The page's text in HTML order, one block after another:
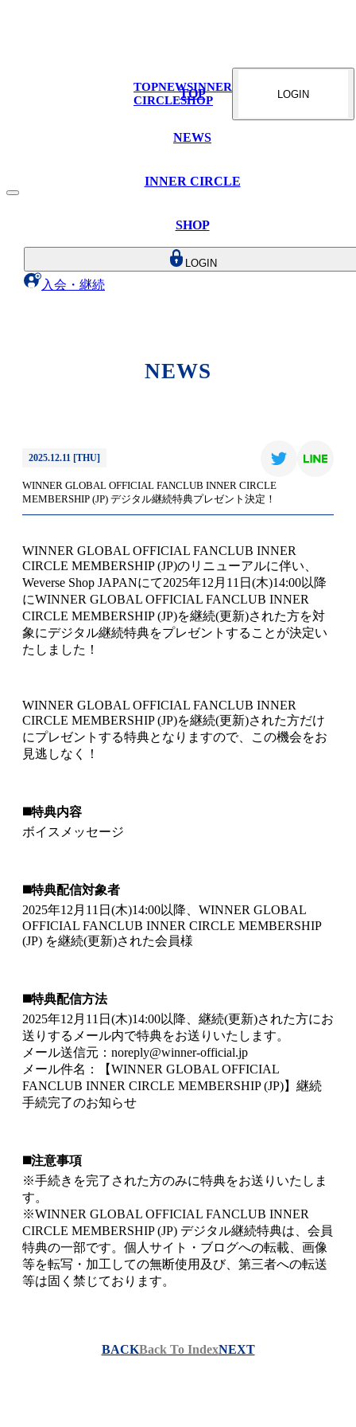
TOP
NEWS
INNER CIRCLE
SHOP
LOGIN
入会・継続
TOPNEWSINNER
CIRCLESHOP LOGIN
NEWS
2025.12.11 [THU]
WINNER GLOBAL OFFICIAL FANCLUB INNER CIRCLE
MEMBERSHIP (JP) デジタル継続特典プレゼント決定！
WINNER GLOBAL OFFICIAL FANCLUB INNER
CIRCLE MEMBERSHIP (JP)のリニューアルに伴い、
Weverse Shop JAPANにて2025年12月11日(木)14:00以降
にWINNER GLOBAL OFFICIAL FANCLUB INNER
CIRCLE MEMBERSHIP (JP)を継続(更新)された方を対
象にデジタル継続特典をプレゼントすることが決定い
たしました！
WINNER GLOBAL OFFICIAL FANCLUB INNER
CIRCLE MEMBERSHIP (JP)を継続(更新)された方だけ
にプレゼントする特典となりますので、この機会をお
見逃しなく！
◼️特典内容
ボイスメッセージ
◼️特典配信対象者
2025年12月11日(木)14:00以降、WINNER GLOBAL
OFFICIAL FANCLUB INNER CIRCLE MEMBERSHIP
(JP) を継続(更新)された会員様
◼️特典配信方法
2025年12月11日(木)14:00以降、継続(更新)された方にお
送りするメール内で特典をお送りいたします。
メール送信元：noreply@winner-official.jp
メール件名：【WINNER GLOBAL OFFICIAL
FANCLUB INNER CIRCLE MEMBERSHIP (JP)】継続
手続完了のお知らせ
◼️注意事項
※手続きを完了された方のみに特典をお送りいたしま
す。
※WINNER GLOBAL OFFICIAL FANCLUB INNER
CIRCLE MEMBERSHIP (JP) デジタル継続特典は、会員
特典の一部です。個人サイト・ブログへの転載、画像
等を転写・加工しての無断使用及び、第三者への転送
等は固く禁じております。
BACKBack To IndexNEXT